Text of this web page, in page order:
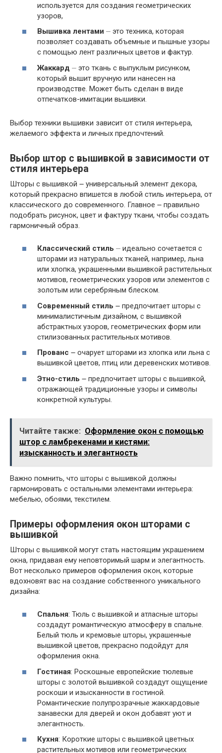
используется для создания геометрических
узоров,
Вышивка лентами ⏤ это техника, которая
позволяет создавать объемные и пышные узоры
с помощью лент различных цветов и фактур.
Жаккард ⏤ это ткань с выпуклым рисунком,
который вышит вручную или нанесен на
производстве. Может быть сделан в виде
отпечатков-имитации вышивки.
Выбор техники вышивки зависит от стиля интерьера,
желаемого эффекта и личных предпочтений.
Выбор штор с вышивкой в зависимости от
стиля интерьера
Шторы с вышивкой ౼ универсальный элемент декора,
который прекрасно впишется в любой стиль интерьера, от
классического до современного. Главное ౼ правильно
подобрать рисунок, цвет и фактуру ткани, чтобы создать
гармоничный образ.
Классический стиль ⏤ идеально сочетается с
шторами из натуральных тканей, например, льна
или хлопка, украшенными вышивкой растительных
мотивов, геометрических узоров или элементов с
золотым или серебряным блеском.
Современный стиль ౼ предпочитает шторы с
минималистичным дизайном, с вышивкой
абстрактных узоров, геометрических форм или
стилизованных растительных мотивов.
Прованс ౼ очарует шторами из хлопка или льна с
вышивкой цветов, птиц или деревенских мотивов.
Этно-стиль ౼ предпочитает шторы с вышивкой,
отражающей традиционные узоры и символы
конкретной культуры.
Читайте также: Оформление окон с помощью
штор с ламбрекенами и кистями:
изысканность и элегантность
Важно помнить, что шторы с вышивкой должны
гармонировать с остальными элементами интерьера:
мебелью, обоями, текстилем.
Примеры оформления окон шторами с
вышивкой
Шторы с вышивкой могут стать настоящим украшением
окна, придавая ему неповторимый шарм и элегантность.
Вот несколько примеров оформления окон, которые
вдохновят вас на создание собственного уникального
дизайна:
Спальня: Тюль с вышивкой и атласные шторы
создадут романтическую атмосферу в спальне.
Белый тюль и кремовые шторы, украшенные
вышивкой цветов, прекрасно подойдут для
оформления окна.
Гостиная: Роскошные европейские тюлевые
шторы с золотой вышивкой создадут ощущение
роскоши и изысканности в гостиной.
Романтические полупрозрачные жаккардовые
занавески для дверей и окон добавят уют и
элегантность.
Кухня: Короткие шторы с вышивкой цветных
растительных мотивов или геометрических